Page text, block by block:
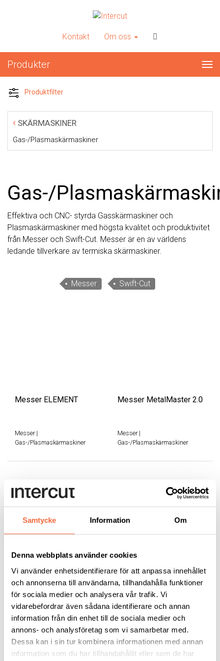
Samtycke Information Om
Denna webbplats använder cookies
Vi använder enhetsidentifierare för att anpassa innehållet
och annonserna till användarna, tillhandahålla funktioner
för sociala medier och analysera vår trafik. Vi
vidarebefordrar även sådana identifierare och annan
information från din enhet till de sociala medier och
annons- och analysföretag som vi samarbetar med.
Dessa kan i sin tur kombinera informationen med annan
information som du har tillhandahållit eller som de har
Er kompletta leverantör av plåtbearbetningsmaskiner
Kontakt Om oss
Produkter
Produktfilter
‹ SKÄRMASKINER
Gas-/Plasmaskärmaskiner
Gas-/
Effektiva och CNC- styrda Gasskärmaskiner och
Plasmaskärmaskiner med högsta kvalitet och produktivitet
från Messer och Swift-Cut. Messer är en av världens
ledande tillverkare av termiska skärmaskiner.
Messer Swift-Cut
Messer ELEMENT
Messer|
Gas-/Plasmaskärmaskiner
Messer MetalMaster 2.0
Messer|
Gas-/Plasmaskärmaskiner
Messer OmniMat®
Messer|
Gas-/Plasmaskärmaskiner
Messer MultiTherm®
Messer|